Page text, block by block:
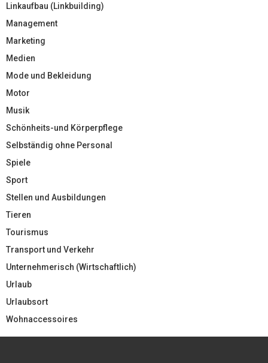
Linkaufbau (Linkbuilding)
Management
Marketing
Medien
Mode und Bekleidung
Motor
Musik
Schönheits-und Körperpflege
Selbständig ohne Personal
Spiele
Sport
Stellen und Ausbildungen
Tieren
Tourismus
Transport und Verkehr
Unternehmerisch (Wirtschaftlich)
Urlaub
Urlaubsort
Wohnaccessoires